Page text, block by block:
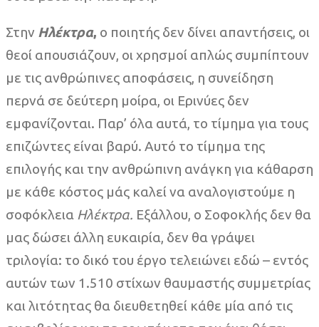
Στην Ηλέκτρα, ο ποιητής δεν δίνει απαντήσεις, οι
θεοί απουσιάζουν, οι χρησμοί απλώς συμπίπτουν
με τις ανθρώπινες αποφάσεις, η συνείδηση
περνά σε δεύτερη μοίρα, οι Ερινύες δεν
εμφανίζονται. Παρ’ όλα αυτά, το τίμημα για τους
επιζώντες είναι βαρύ. Αυτό το τίμημα της
επιλογής και την ανθρώπινη ανάγκη για κάθαρση
με κάθε κόστος μάς καλεί να αναλογιστούμε η
σοφόκλεια Ηλέκτρα. Εξάλλου, ο Σοφοκλής δεν θα
μας δώσει άλλη ευκαιρία, δεν θα γράψει
τριλογία: το δικό του έργο τελειώνει εδώ – εντός
αυτών των 1.510 στίχων θαυμαστής συμμετρίας
και λιτότητας θα διευθετηθεί κάθε μία από τις